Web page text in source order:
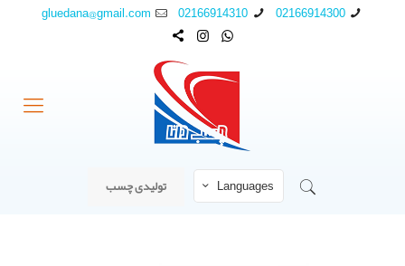
02166914300
02166914310
gluedana@gmail.com
Languages تولیدی چسب